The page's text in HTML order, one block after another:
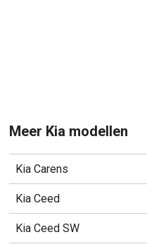
Meer Kia modellen
Kia Carens
Kia Ceed
Kia Ceed SW